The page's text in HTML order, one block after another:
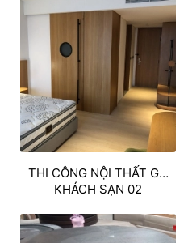
THI CÔNG NỘI THẤT GỖ
KHÁCH SẠN 02